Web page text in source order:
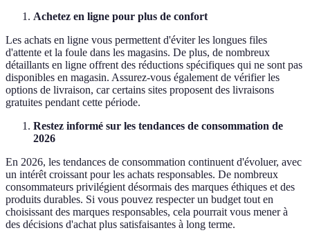
Achetez en ligne pour plus de confort
Les achats en ligne vous permettent d'éviter les longues files
d'attente et la foule dans les magasins. De plus, de nombreux
détaillants en ligne offrent des réductions spécifiques qui ne sont pas
disponibles en magasin. Assurez-vous également de vérifier les
options de livraison, car certains sites proposent des livraisons
gratuites pendant cette période.
Restez informé sur les tendances de consommation de
2026
En 2026, les tendances de consommation continuent d'évoluer, avec
un intérêt croissant pour les achats responsables. De nombreux
consommateurs privilégient désormais des marques éthiques et des
produits durables. Si vous pouvez respecter un budget tout en
choisissant des marques responsables, cela pourrait vous mener à
des décisions d'achat plus satisfaisantes à long terme.